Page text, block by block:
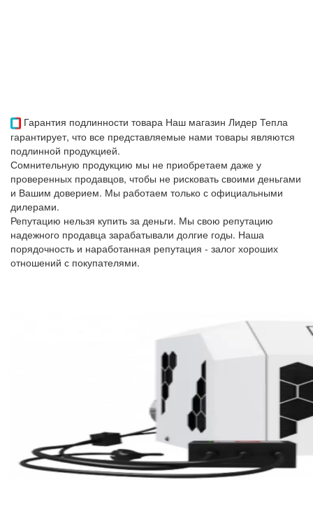
Гарантия подлинности товара Наш магазин Лидер Тепла
гарантирует, что все представляемые нами товары являются
подлинной продукцией.
Сомнительную продукцию мы не приобретаем даже у
проверенных продавцов, чтобы не рисковать своими деньгами
и Вашим доверием. Мы работаем только с официальными
дилерами.
Репутацию нельзя купить за деньги. Мы свою репутацию
надежного продавца зарабатывали долгие годы. Наша
порядочность и наработанная репутация - залог хороших
отношений с покупателями.